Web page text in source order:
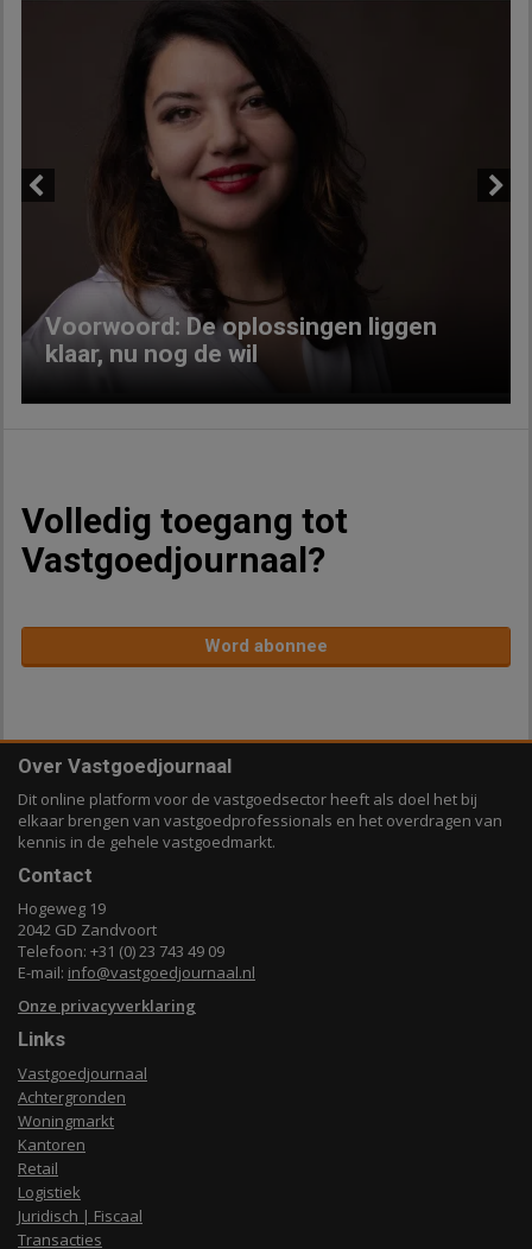
Voorwoord: De oplossingen liggen
klaar, nu nog de wil
Volledig toegang tot
Vastgoedjournaal?
Word abonnee
Over Vastgoedjournaal
Dit online platform voor de vastgoedsector heeft als doel het bij
elkaar brengen van vastgoedprofessionals en het overdragen van
kennis in de gehele vastgoedmarkt.
Contact
Hogeweg 19
2042 GD Zandvoort
Telefoon: +31 (0) 23 743 49 09
E-mail: info@vastgoedjournaal.nl
Onze privacyverklaring
Links
Vastgoedjournaal
Achtergronden
Woningmarkt
Kantoren
Retail
Logistiek
Juridisch | Fiscaal
Transacties